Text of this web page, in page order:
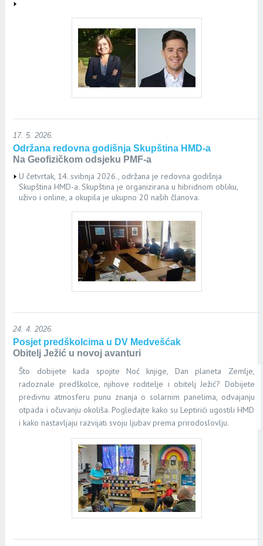
17. 5. 2026.
Održana redovna godišnja Skupština HMD-a
Na Geofizičkom odsjeku PMF-a
U četvrtak, 14. svibnja 2026., održana je redovna godišnja
Skupština HMD-a. Skupština je organizirana u hibridnom obliku,
uživo i online, a okupila je ukupno 20 naših članova.
24. 4. 2026.
Posjet predškolcima u DV Medvešćak
Obitelj Ježić u novoj avanturi
Što dobijete kada spojite Noć knjige, Dan planeta Zemlje,
radoznale predškolce, njihove roditelje i obitelj Ježić? Dobijete
predivnu atmosferu punu znanja o solarnim panelima, odvajanju
otpada i očuvanju okoliša. Pogledajte kako su Leptirići ugostili HMD
i kako nastavljaju razvijati svoju ljubav prema prirodoslovlju.